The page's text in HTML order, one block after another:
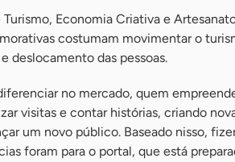
Economia Criativa e
costumam movimentar o
deslocamento das pessoas.
no mercado, quem
visitas e contar histórias, criando
um novo público. Baseado nisso,
foram para o portal, que está